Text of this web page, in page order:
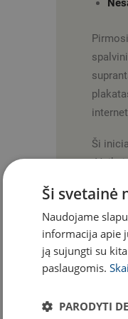
Ši
rūpestį
Šios
Ši svetainė
Naudojame
informacija apie
ją sujungti su
paslaugomis.
PARODYTI